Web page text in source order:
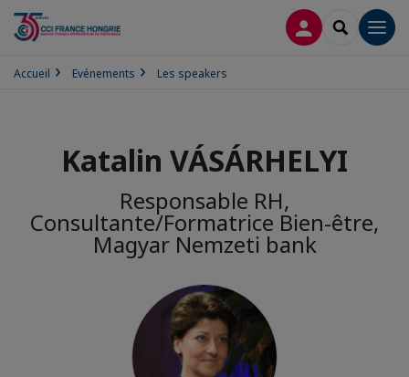
CONNEXION
Accueil Evénements Les speakers
Katalin VÁSÁRHELYI
Responsable RH,
Consultante/Formatrice Bien-être,
Magyar Nemzeti bank